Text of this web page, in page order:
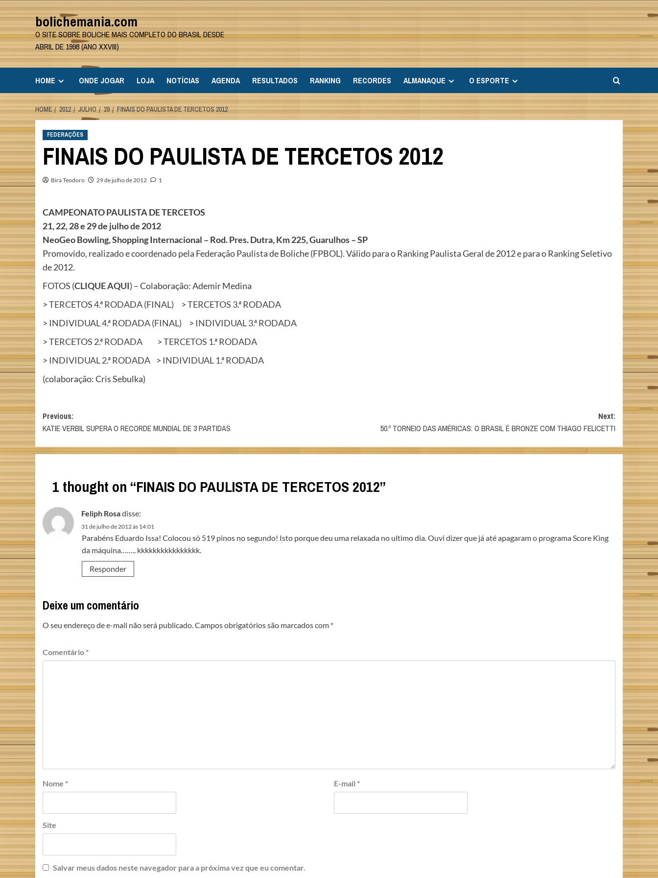
Skip
to
content
bolichemania.com
O SITE SOBRE BOLICHE MAIS COMPLETO DO BRASIL DESDE
ABRIL DE 1998 (ANO XXVIII)
HOME ONDE JOGAR LOJA NOTÍCIAS AGENDA RESULTADOS RANKING RECORDES ALMANAQUE O ESPORTE
HOME 2012 JULHO 29 FINAIS DO PAULISTA DE TERCETOS 2012
FEDERAÇÕES
FINAIS DO PAULISTA DE TERCETOS 2012
Bira Teodoro 29 de julho de 2012 1
CAMPEONATO PAULISTA DE TERCETOS
21, 22, 28 e 29 de julho de 2012
NeoGeo Bowling, Shopping Internacional – Rod. Pres. Dutra, Km 225, Guarulhos – SP
Promovido, realizado e coordenado pela Federação Paulista de Boliche (FPBOL). Válido para o Ranking Paulista Geral de 2012 e para o Ranking Seletivo
de 2012.
FOTOS (CLIQUE AQUI) – Colaboração: Ademir Medina
>TERCETOS 4.ª RODADA (FINAL) >TERCETOS 3.ª RODADA
> INDIVIDUAL 4.ª RODADA (FINAL) > INDIVIDUAL 3.ª RODADA
>TERCETOS 2.ª RODADA >TERCETOS 1.ª RODADA
> INDIVIDUAL 2.ª RODADA > INDIVIDUAL 1.ª RODADA
(colaboração: Cris Sebulka)
Post
navigation
Previous:
KATIE VERBIL SUPERA O RECORDE MUNDIAL DE 3 PARTIDAS
Next:
50.º TORNEIO DAS AMÉRICAS: O BRASIL É BRONZE COM THIAGO FELICETTI
1 thought on “FINAIS DO PAULISTA DE TERCETOS 2012”
Feliph Rosadisse:
31 de julho de 2012 às 14:01
Parabéns Eduardo Issa! Colocou só 519 pinos no segundo! Isto porque deu uma relaxada no ultimo dia. Ouvi dizer que já até apagaram o programa Score King
da máquina…….. kkkkkkkkkkkkkkkk.
Responder
Deixe um comentário
O seu endereço de e-mail não será publicado.Campos obrigatórios são marcados com *
Comentário *
Nome * E-mail *
Site
Salvar meus dados neste navegador para a próxima vez que eu comentar.